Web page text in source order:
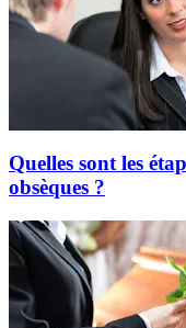
Quelles sont les
obsèques ?